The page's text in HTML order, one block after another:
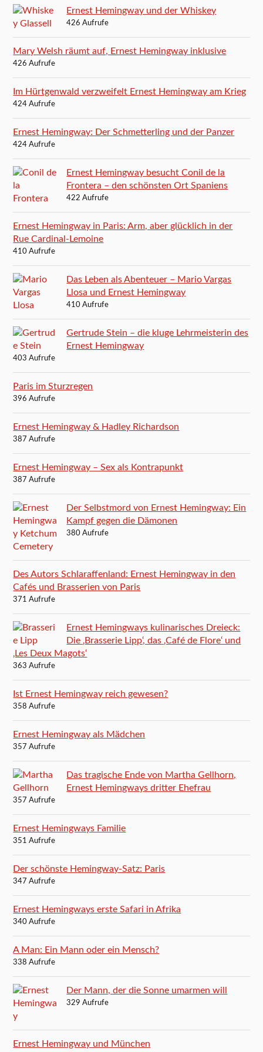
Ernest Hemingway und der Whiskey
426 Aufrufe
Mary Welsh räumt auf, Ernest Hemingway inklusive
426 Aufrufe
Im Hürtgenwald verzweifelt Ernest Hemingway am Krieg
424 Aufrufe
Ernest Hemingway: Der Schmetterling und der Panzer
424 Aufrufe
Ernest Hemingway besucht Conil de la
Frontera – den schönsten Ort Spaniens
422 Aufrufe
Ernest Hemingway in Paris: Arm, aber glücklich in der
Rue Cardinal-Lemoine
410 Aufrufe
Das Leben als Abenteuer – Mario Vargas
Llosa und Ernest Hemingway
410 Aufrufe
Gertrude Stein – die kluge Lehrmeisterin des
Ernest Hemingway
403 Aufrufe
Paris im Sturzregen
396 Aufrufe
Ernest Hemingway & Hadley Richardson
387 Aufrufe
Ernest Hemingway – Sex als Kontrapunkt
387 Aufrufe
Der Selbstmord von Ernest Hemingway: Ein
Kampf gegen die Dämonen
380 Aufrufe
Des Autors Schlaraffenland: Ernest Hemingway in den
Cafés und Brasserien von Paris
371 Aufrufe
Ernest Hemingways kulinarisches Dreieck:
Die ‚Brasserie Lipp‘, das ‚Café de Flore‘ und
‚Les Deux Magots‘
363 Aufrufe
Ist Ernest Hemingway reich gewesen?
358 Aufrufe
Ernest Hemingway als Mädchen
357 Aufrufe
Das tragische Ende von Martha Gellhorn,
Ernest Hemingways dritter Ehefrau
357 Aufrufe
Ernest Hemingways Familie
351 Aufrufe
Der schönste Hemingway-Satz: Paris
347 Aufrufe
Ernest Hemingways erste Safari in Afrika
340 Aufrufe
A Man: Ein Mann oder ein Mensch?
338 Aufrufe
Der Mann, der die Sonne umarmen will
329 Aufrufe
Ernest Hemingway und München